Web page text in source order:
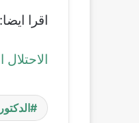
اقرا ايضا: